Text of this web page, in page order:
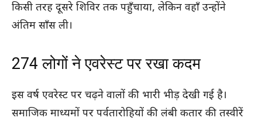
किसी तरह दूसरे शिविर तक पहुँचाया, लेकिन वहाँ उन्होंने
अंतिम साँस ली।
274 लोगों ने एवरेस्ट पर रखा कदम
इस वर्ष एवरेस्ट पर चढ़ने वालों की भारी भीड़ देखी गई है।
समाजिक माध्यमों पर पर्वतारोहियों की लंबी कतार की तस्वीरें